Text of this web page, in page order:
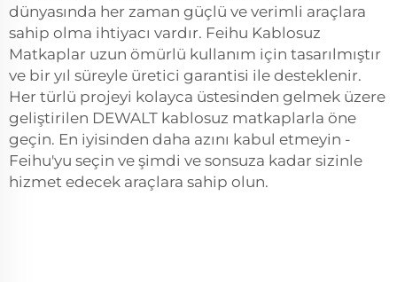
dünyasında her zaman güçlü ve verimli araçlara
sahip olma ihtiyacı vardır. Feihu Kablosuz
Matkaplar uzun ömürlü kullanım için tasarılmıştır
ve bir yıl süreyle üretici garantisi ile desteklenir.
Her türlü projeyi kolayca üstesinden gelmek üzere
geliştirilen DEWALT kablosuz matkaplarla öne
geçin. En iyisinden daha azını kabul etmeyin -
Feihu'yu seçin ve şimdi ve sonsuza kadar sizinle
hizmet edecek araçlara sahip olun.